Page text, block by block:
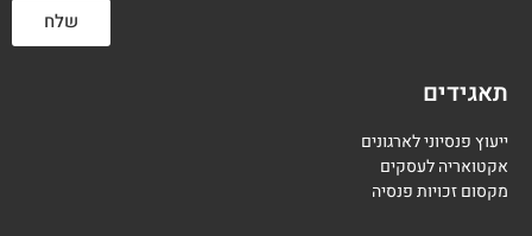
שלח
תאגידים
ייעוץ פנסיוני לארגונים
אקטואריה לעסקים
מקסום זכויות פנסיה